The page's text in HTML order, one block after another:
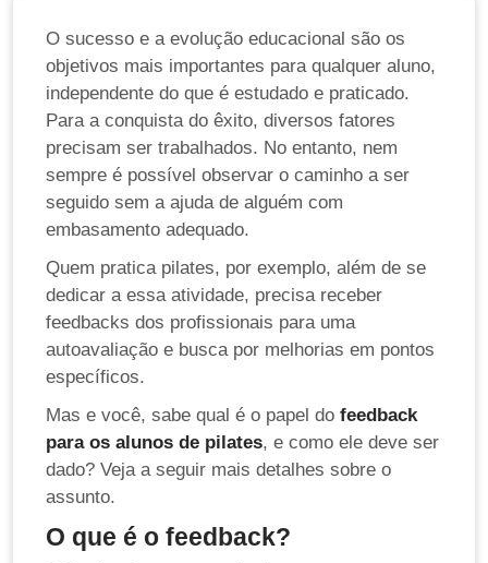
O sucesso e a evolução educacional são os
objetivos mais importantes para qualquer aluno,
independente do que é estudado e praticado.
Para a conquista do êxito, diversos fatores
precisam ser trabalhados. No entanto, nem
sempre é possível observar o caminho a ser
seguido sem a ajuda de alguém com
embasamento adequado.
Quem pratica pilates, por exemplo, além de se
dedicar a essa atividade, precisa receber
feedbacks dos profissionais para uma
autoavaliação e busca por melhorias em pontos
específicos.
Mas e você, sabe qual é o papel do feedback
para os alunos de pilates, e como ele deve ser
dado? Veja a seguir mais detalhes sobre o
assunto.
O que é o feedback?